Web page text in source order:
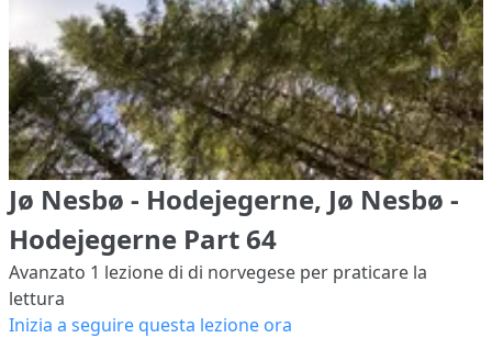
Jø Nesbø - Hodejegerne, Jø Nesbø -
Hodejegerne Part 64
Avanzato 1 lezione di di norvegese per praticare la
lettura
Inizia a seguire questa lezione ora